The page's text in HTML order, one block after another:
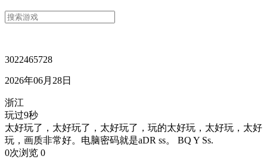
3022465728
2026年06月28日
浙江
玩过9秒
太好玩了，太好玩了，太好玩了，玩的太好玩，太好玩，太好
玩，画质非常好。电脑密码就是aDR ss。 BQ Y Ss.
0次浏览 0